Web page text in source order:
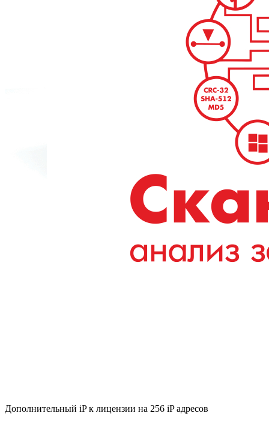
Дополнительный iP к лицензии на 256 iP адресов